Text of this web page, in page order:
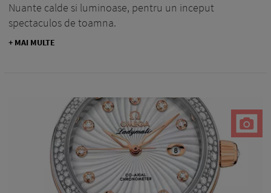
Nuante calde si luminoase, pentru un inceput
spectaculos de toamna.
+ MAI MULTE